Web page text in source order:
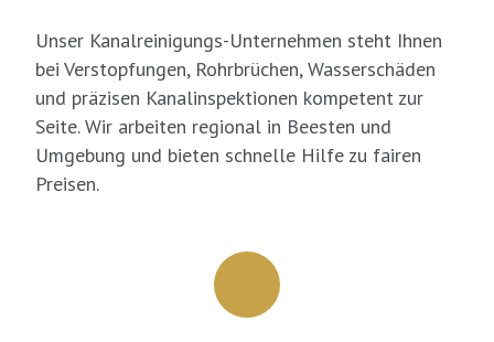
Unser Kanalreinigungs-Unternehmen steht Ihnen
bei Verstopfungen, Rohrbrüchen, Wasserschäden
und präzisen Kanalinspektionen kompetent zur
Seite. Wir arbeiten regional in Beesten und
Umgebung und bieten schnelle Hilfe zu fairen
Preisen.